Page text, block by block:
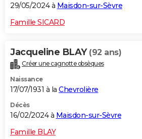
29/05/2024 à Maisdon-sur-Sèvre
Famille SICARD
Jacqueline BLAY (92 ans)
Créer une cagnotte obsèques
Naissance
17/07/1931 à la Chevrolière
Décès
16/02/2024 à Maisdon-sur-Sèvre
Famille BLAY